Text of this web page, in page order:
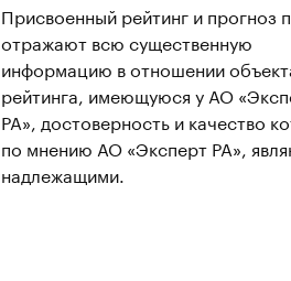
Присвоенный рейтинг и прогноз
отражают всю существенную
информацию в отношении
рейтинга, имеющуюся у АО
РА», достоверность и качество
по мнению АО «Эксперт РА»,
надлежащими.